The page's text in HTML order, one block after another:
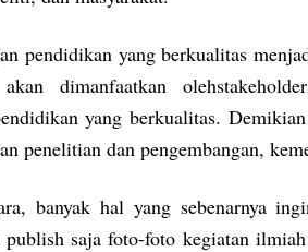
pendidikan yang berkualitas
dimanfaatkan
yang berkualitas.
penelitian dan pengembangan,
banyak hal yang sebenarnya
publish saja foto-foto kegiatan